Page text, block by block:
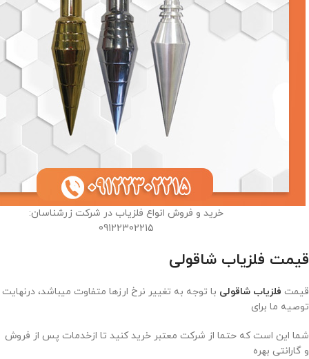
خرید و فروش انواع فلزیاب در شرکت زرشناسان:
09122302215
قیمت فلزیاب شاقولی
قیمت فلزیاب شاقولی با توجه به تغییر نرخ ارزها متفاوت میباشد، درنهایت
توصیه ما برای
شما این است که حتما از شرکت معتبر خرید کنید تا ازخدمات پس از فروش
و گارانتی بهره